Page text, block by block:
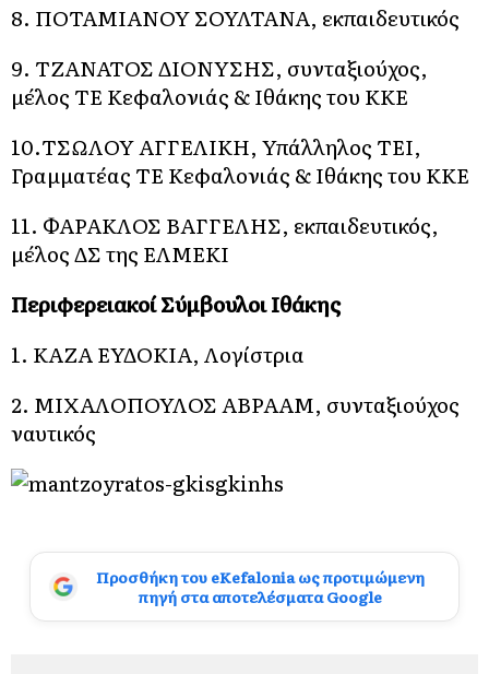
8. ΠΟΤΑΜΙΑΝΟΥ ΣΟΥΛΤΑΝΑ, εκπαιδευτικός
9. ΤΖΑΝΑΤΟΣ ΔΙΟΝΥΣΗΣ, συνταξιούχος,
μέλος ΤΕ Κεφαλονιάς & Ιθάκης του ΚΚΕ
10.ΤΣΩΛΟΥ ΑΓΓΕΛΙΚΗ, Υπάλληλος ΤΕΙ,
Γραμματέας ΤΕ Κεφαλονιάς & Ιθάκης του ΚΚΕ
11. ΦΑΡΑΚΛΟΣ ΒΑΓΓΕΛΗΣ, εκπαιδευτικός,
μέλος ΔΣ της ΕΛΜΕΚΙ
Περιφερειακοί Σύμβουλοι Ιθάκης
1. ΚΑΖΑ ΕΥΔΟΚΙΑ, Λογίστρια
2. ΜΙΧΑΛΟΠΟΥΛΟΣ ΑΒΡΑΑΜ, συνταξιούχος
ναυτικός
Προσθήκη του eKefalonia ως προτιμώμενη
πηγή στα αποτελέσματα Google